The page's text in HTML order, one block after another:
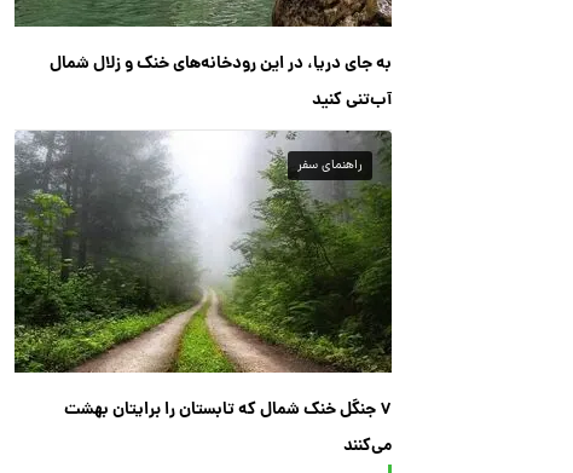
به جای دریا، در این رودخانه‌های خنک و زلال شمال
آب‌تنی کنید
راهنمای سفر
۷ جنگل خنک شمال که تابستان را برایتان بهشت
می‌کنند